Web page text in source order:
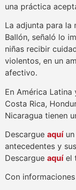
una práctica
La adjunta para la
Ballón, señaló lo
niñas recibir
violentos, en un
afectivo.
En América Latina
Costa Rica,
Nicaragua tienen
Descargue aquíun
antecedentes y
Descargue aquíel
Con